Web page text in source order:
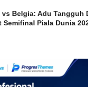
Belgia: Adu Tangguh
Semifinal Piala Dunia